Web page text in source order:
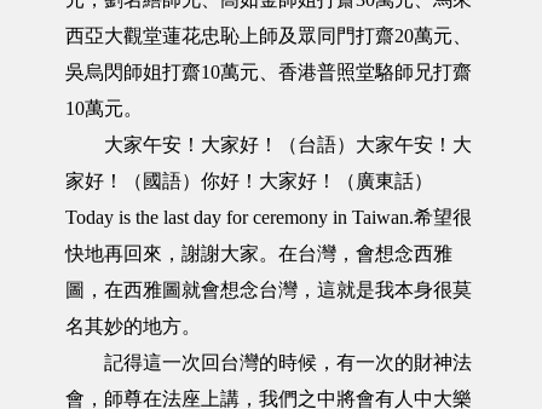
西亞大觀堂蓮花忠恥上師及眾同門打齋20萬元、
吳烏閃師姐打齋10萬元、香港普照堂駱師兄打齋
10萬元。
大家午安！大家好！（台語）大家午安！大
家好！（國語）你好！大家好！（廣東話）
Today is the last day for ceremony in Taiwan.希望很
快地再回來，謝謝大家。在台灣，會想念西雅
圖，在西雅圖就會想念台灣，這就是我本身很莫
名其妙的地方。
記得這一次回台灣的時候，有一次的財神法
會，師尊在法座上講，我們之中將會有人中大樂